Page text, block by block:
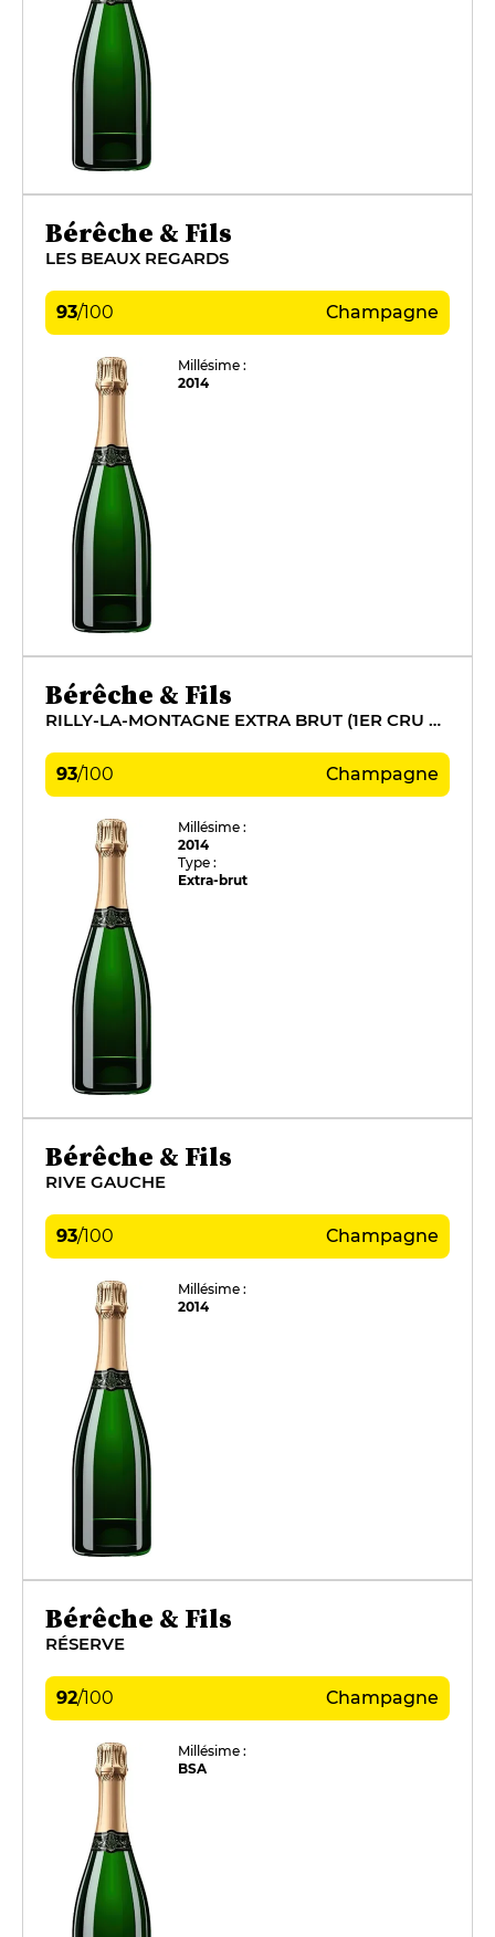
Bérêche & Fils
LES BEAUX REGARDS
93/100 Champagne
Millésime :
2014
Bérêche & Fils
RILLY-LA-MONTAGNE EXTRA BRUT (1ER CRU PINOT NOIR MILLÉSIMÉ)
93/100 Champagne
Millésime :
2014
Type :
Extra-brut
Bérêche & Fils
RIVE GAUCHE
93/100 Champagne
Millésime :
2014
Bérêche & Fils
RÉSERVE
92/100 Champagne
Millésime :
BSA